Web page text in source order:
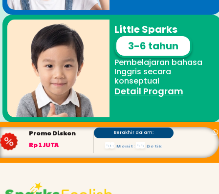
Little Sparks
3-6 tahun
Pembelajaran bahasa
Inggris secara
konseptual
Detail Program
Promo Diskon
Rp 1 JUTA
Berakhir dalam:
56 Menit : 55 Detik